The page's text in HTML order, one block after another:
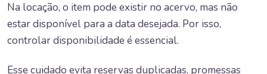
Na locação, o item pode existir no acervo, mas não
estar disponível para a data desejada. Por isso,
controlar disponibilidade é essencial.
Esse cuidado evita reservas duplicadas, promessas